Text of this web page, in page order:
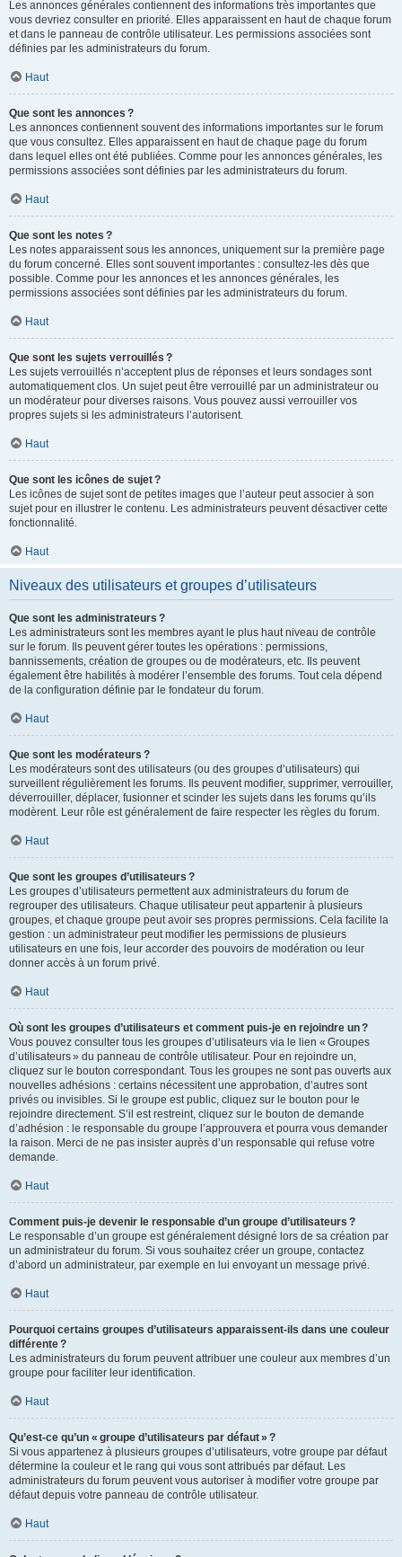
Les annonces générales contiennent des informations très importantes que
vous devriez consulter en priorité. Elles apparaissent en haut de chaque forum
et dans le panneau de contrôle utilisateur. Les permissions associées sont
définies par les administrateurs du forum.
Haut
Que sont les annonces ?
Les annonces contiennent souvent des informations importantes sur le forum
que vous consultez. Elles apparaissent en haut de chaque page du forum
dans lequel elles ont été publiées. Comme pour les annonces générales, les
permissions associées sont définies par les administrateurs du forum.
Haut
Que sont les notes ?
Les notes apparaissent sous les annonces, uniquement sur la première page
du forum concerné. Elles sont souvent importantes : consultez-les dès que
possible. Comme pour les annonces et les annonces générales, les
permissions associées sont définies par les administrateurs du forum.
Haut
Que sont les sujets verrouillés ?
Les sujets verrouillés n’acceptent plus de réponses et leurs sondages sont
automatiquement clos. Un sujet peut être verrouillé par un administrateur ou
un modérateur pour diverses raisons. Vous pouvez aussi verrouiller vos
propres sujets si les administrateurs l’autorisent.
Haut
Que sont les icônes de sujet ?
Les icônes de sujet sont de petites images que l’auteur peut associer à son
sujet pour en illustrer le contenu. Les administrateurs peuvent désactiver cette
fonctionnalité.
Haut
Niveaux des utilisateurs et groupes d’utilisateurs
Que sont les administrateurs ?
Les administrateurs sont les membres ayant le plus haut niveau de contrôle
sur le forum. Ils peuvent gérer toutes les opérations : permissions,
bannissements, création de groupes ou de modérateurs, etc. Ils peuvent
également être habilités à modérer l’ensemble des forums. Tout cela dépend
de la configuration définie par le fondateur du forum.
Haut
Que sont les modérateurs ?
Les modérateurs sont des utilisateurs (ou des groupes d’utilisateurs) qui
surveillent régulièrement les forums. Ils peuvent modifier, supprimer, verrouiller,
déverrouiller, déplacer, fusionner et scinder les sujets dans les forums qu’ils
modèrent. Leur rôle est généralement de faire respecter les règles du forum.
Haut
Que sont les groupes d’utilisateurs ?
Les groupes d’utilisateurs permettent aux administrateurs du forum de
regrouper des utilisateurs. Chaque utilisateur peut appartenir à plusieurs
groupes, et chaque groupe peut avoir ses propres permissions. Cela facilite la
gestion : un administrateur peut modifier les permissions de plusieurs
utilisateurs en une fois, leur accorder des pouvoirs de modération ou leur
donner accès à un forum privé.
Haut
Où sont les groupes d’utilisateurs et comment puis-je en rejoindre un ?
Vous pouvez consulter tous les groupes d’utilisateurs via le lien « Groupes
d’utilisateurs » du panneau de contrôle utilisateur. Pour en rejoindre un,
cliquez sur le bouton correspondant. Tous les groupes ne sont pas ouverts aux
nouvelles adhésions : certains nécessitent une approbation, d’autres sont
privés ou invisibles. Si le groupe est public, cliquez sur le bouton pour le
rejoindre directement. S’il est restreint, cliquez sur le bouton de demande
d’adhésion : le responsable du groupe l’approuvera et pourra vous demander
la raison. Merci de ne pas insister auprès d’un responsable qui refuse votre
demande.
Haut
Comment puis-je devenir le responsable d’un groupe d’utilisateurs ?
Le responsable d’un groupe est généralement désigné lors de sa création par
un administrateur du forum. Si vous souhaitez créer un groupe, contactez
d’abord un administrateur, par exemple en lui envoyant un message privé.
Haut
Pourquoi certains groupes d’utilisateurs apparaissent-ils dans une couleur
différente ?
Les administrateurs du forum peuvent attribuer une couleur aux membres d’un
groupe pour faciliter leur identification.
Haut
Qu’est-ce qu’un « groupe d’utilisateurs par défaut » ?
Si vous appartenez à plusieurs groupes d’utilisateurs, votre groupe par défaut
détermine la couleur et le rang qui vous sont attribués par défaut. Les
administrateurs du forum peuvent vous autoriser à modifier votre groupe par
défaut depuis votre panneau de contrôle utilisateur.
Haut